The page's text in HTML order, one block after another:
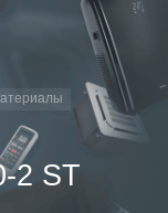
2 ST